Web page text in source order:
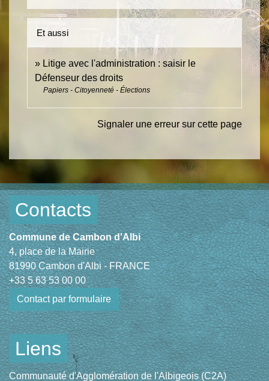
Et aussi
Litige avec l'administration : saisir le
Défenseur des droits
Papiers - Citoyenneté - Élections
Signaler une erreur sur cette page
Contacts
Commune de Cambon d'Albi
4, place de la Mairie
81990 Cambon d'Albi - FRANCE
+33 5 63 53 00 00
Contact par formulaire
Liens
Communauté d'Agglomération de l'Albigeois (C2A)